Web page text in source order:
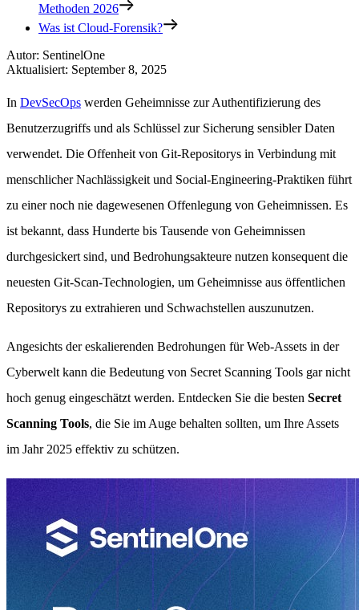
Methoden 2026
Was ist Cloud-Forensik?
Autor: SentinelOne
Aktualisiert: September 8, 2025
In DevSecOps werden Geheimnisse zur Authentifizierung des
Benutzerzugriffs und als Schlüssel zur Sicherung sensibler Daten
verwendet. Die Offenheit von Git-Repositorys in Verbindung mit
menschlicher Nachlässigkeit und Social-Engineering-Praktiken führt
zu einer noch nie dagewesenen Offenlegung von Geheimnissen. Es
ist bekannt, dass Hunderte bis Tausende von Geheimnissen
durchgesickert sind, und Bedrohungsakteure nutzen konsequent die
neuesten Git-Scan-Technologien, um Geheimnisse aus öffentlichen
Repositorys zu extrahieren und Schwachstellen auszunutzen.
Angesichts der eskalierenden Bedrohungen für Web-Assets in der
Cyberwelt kann die Bedeutung von Secret Scanning Tools gar nicht
hoch genug eingeschätzt werden. Entdecken Sie die besten Secret
Scanning Tools, die Sie im Auge behalten sollten, um Ihre Assets
im Jahr 2025 effektiv zu schützen.